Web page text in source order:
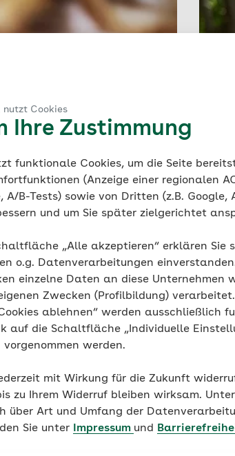
nutzt Cookies
Ihre Zustimmung
funktionale Cookies, um die Seite
(Anzeige einer regionalen
B-Tests) sowie von Dritten (z.B. Google,
und um Sie später zielgerichtet
„Alle akzeptieren“ erklären Sie
o.g. Datenverarbeitungen
einzelne Daten an diese Unternehmen
Zwecken (Profilbildung)
ablehnen“ werden ausschließlich
auf die Schaltfläche „Individuelle
werden.
mit Wirkung für die Zukunft
zu Ihrem Widerruf bleiben wirksam. Unter
über Art und Umfang der
Sie unter
Impressum und
bei Schwerhörigkeit und
Neue
Im
dem